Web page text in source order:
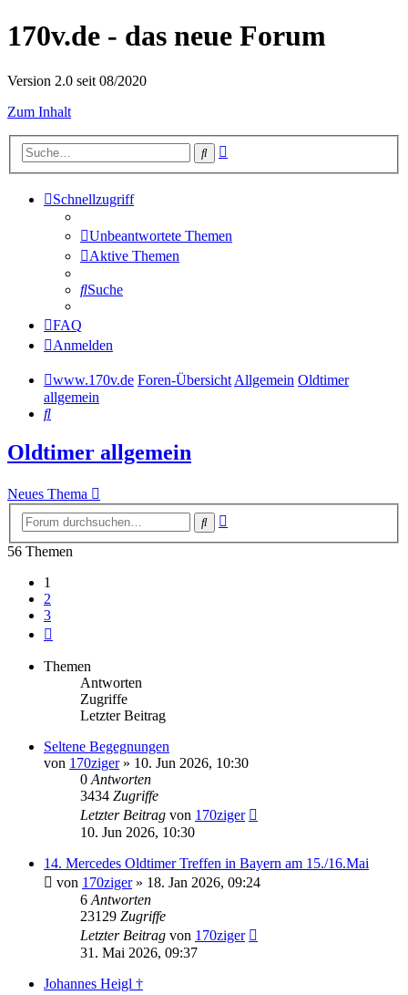
170v.de - das neue Forum
Version 2.0 seit 08/2020
Zum Inhalt
Suche
Schnellzugriff
Unbeantwortete Themen
Aktive Themen
Suche
FAQ
Anmelden
www.170v.de Foren-ÜbersichtAllgemein Oldtimer
allgemein
Suche
Oldtimer allgemein
Neues Thema
Suche
56 Themen
1
2
3
Themen
Antworten
Zugriffe
Letzter Beitrag
Seltene Begegnungen
von 170ziger» 10. Jun 2026, 10:30
0 Antworten
3434 Zugriffe
Letzter Beitrag von 170ziger
10. Jun 2026, 10:30
14. Mercedes Oldtimer Treffen in Bayern am 15./16.Mai
von 170ziger» 18. Jan 2026, 09:24
6 Antworten
23129 Zugriffe
Letzter Beitrag von 170ziger
31. Mai 2026, 09:37
Johannes Heigl †